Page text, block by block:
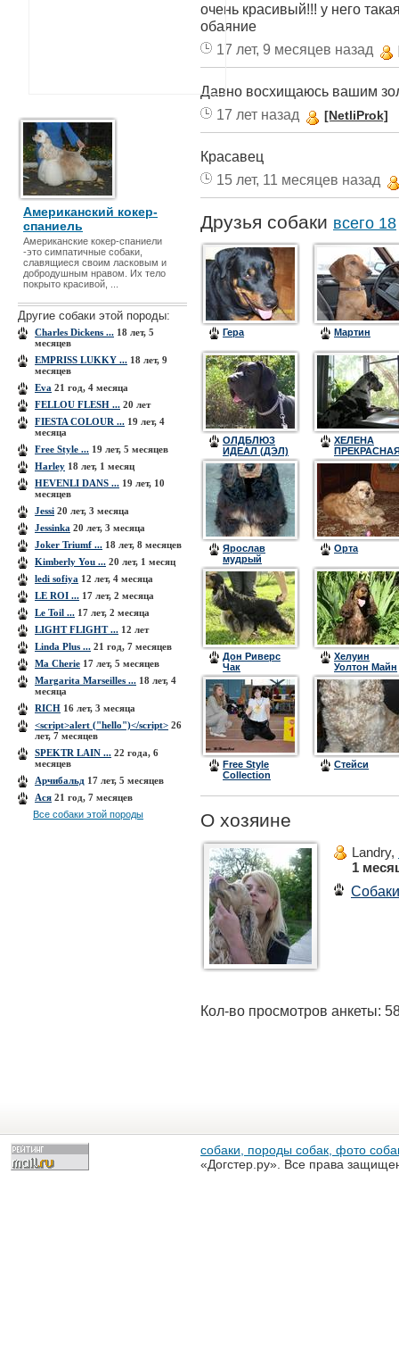
Американский кокер-
спаниель
Американские кокер-спаниели
-это симпатичные собаки,
славящиеся своим ласковым и
добродушным нравом. Их тело
покрыто красивой, ...
Другие собаки этой породы:
Charles Dickens ... 18 лет, 5
месяцев
EMPRISS LUKKY ... 18 лет, 9
месяцев
Eva 21 год, 4 месяца
FELLOU FLESH ... 20 лет
FIESTA COLOUR ... 19 лет, 4
месяца
Free Style ... 19 лет, 5 месяцев
Harley 18 лет, 1 месяц
HEVENLI DANS ... 19 лет, 10
месяцев
Jessi 20 лет, 3 месяца
Jessinka 20 лет, 3 месяца
Joker Triumf ... 18 лет, 8 месяцев
Kimberly You ... 20 лет, 1 месяц
ledi sofiya 12 лет, 4 месяца
LE ROI ... 17 лет, 2 месяца
Le Toil ... 17 лет, 2 месяца
LIGHT FLIGHT ... 12 лет
Linda Plus ... 21 год, 7 месяцев
Ma Cherie 17 лет, 5 месяцев
Margarita Marseilles ... 18 лет, 4
месяца
RICH 16 лет, 3 месяца
<script>alert ("hello")</script> 26
лет, 7 месяцев
SPEKTR LAIN ... 22 года, 6
месяцев
Арчибальд 17 лет, 5 месяцев
Ася 21 год, 7 месяцев
Все собаки этой породы
очень красивый!!! у него
обаяние
17 лет, 9 месяцев назад
Давно восхищаюсь вашим
17 лет назад
[NetliProk]
Красавец
15 лет, 11 месяцев назад
Друзья собаки всего 18
Гера Мартин
ОЛДБЛЮЗ
ИДЕАЛ (ДЭЛ)
ХЕЛЕНА
(ДАНА)
Ярослав
мудрый
(Бэнди)
Орта
Дон Риверс
Чак
Хелуин
Уолтон Майн
Чоколате
Free Style
Collection
Стейси
О хозяине
Landry,
1
Собаки
Кол-во просмотров анкеты:
собаки, породы собак, фото
«Догстер.ру». Все права